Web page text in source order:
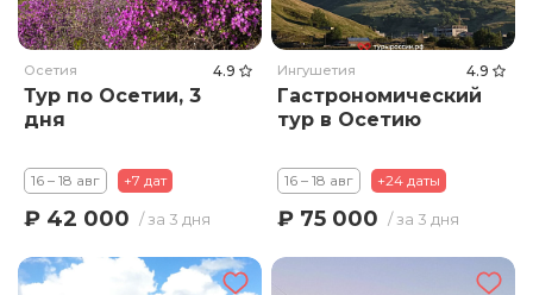
Осетия 4.9
Тур по Осетии, 3
дня
16 – 18 авг +7 дат
₽ 42 000 / за 3 дня
Ингушетия 4.9
Гастрономический
тур в Осетию
16 – 18 авг +24 даты
₽ 75 000 / за 3 дня